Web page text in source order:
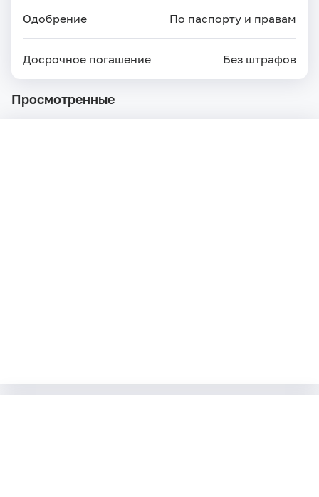
Одобрение По паспорту и правам
Досрочное погашение Без штрафов
Просмотренные